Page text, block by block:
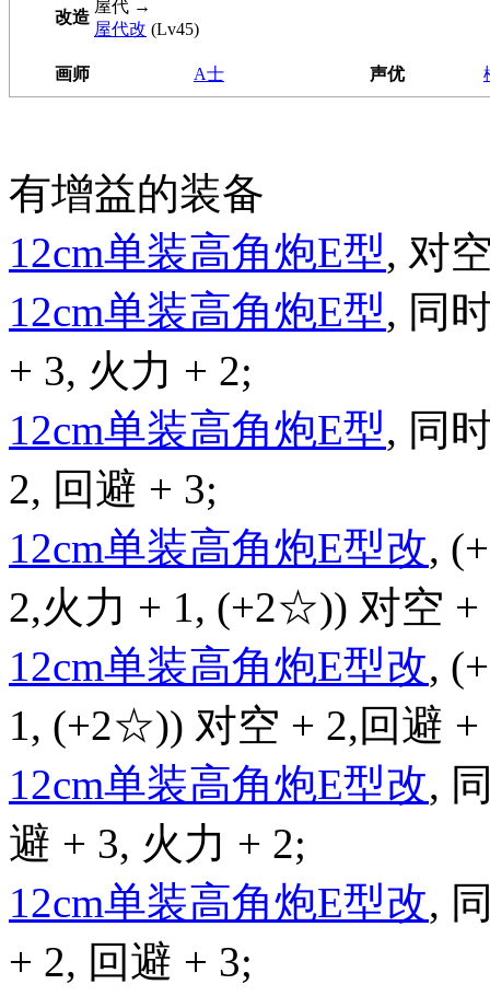
改造
屋代 →
屋代改 (Lv45)
画师 A士 声优
有增益的装备
12cm单装高角炮E型, 对
12cm单装高角炮E型, 同
+ 3, 火力 + 2;
12cm单装高角炮E型, 同
2, 回避 + 3;
12cm单装高角炮E型改,
2,火力 + 1, (+2☆)) 对空 +
12cm单装高角炮E型改,
1, (+2☆)) 对空 + 2,回避 +
12cm单装高角炮E型改,
避 + 3, 火力 + 2;
12cm单装高角炮E型改,
+ 2, 回避 + 3;